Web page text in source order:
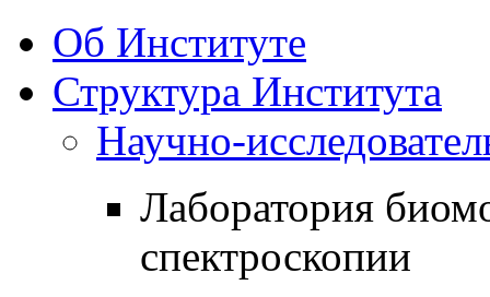
Об Институте
Структура Института
Научно-
Лаборатория
спектроскопии